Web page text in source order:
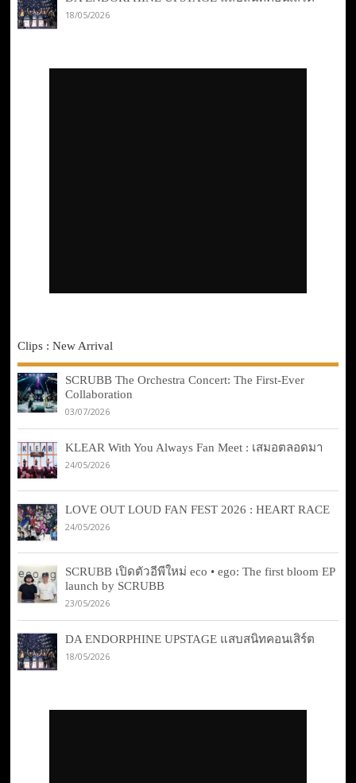
18/05/2026
Clips : New Arrival
SCRUBB The Orchestra Concert: The First-Ever
Collaboration
03/07/2026
KLEAR With You Always Fan Meet : เสมอตลอดมา
24/05/2026
LOVE OUT LOUD FAN FEST 2026 : HEART RACE
24/05/2026
SCRUBB เปิดตัวอีพีใหม่ eco • ego: The first bloom EP
launch by SCRUBB
23/05/2026
DA ENDORPHINE UPSTAGE แสบสนิทคอนเสิร์ต
18/05/2026